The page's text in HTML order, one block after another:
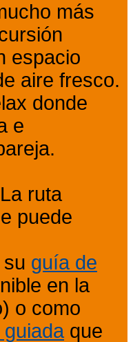
más
espacio
aire fresco.
donde
e
La ruta
puede
guía de
en la
o como
que